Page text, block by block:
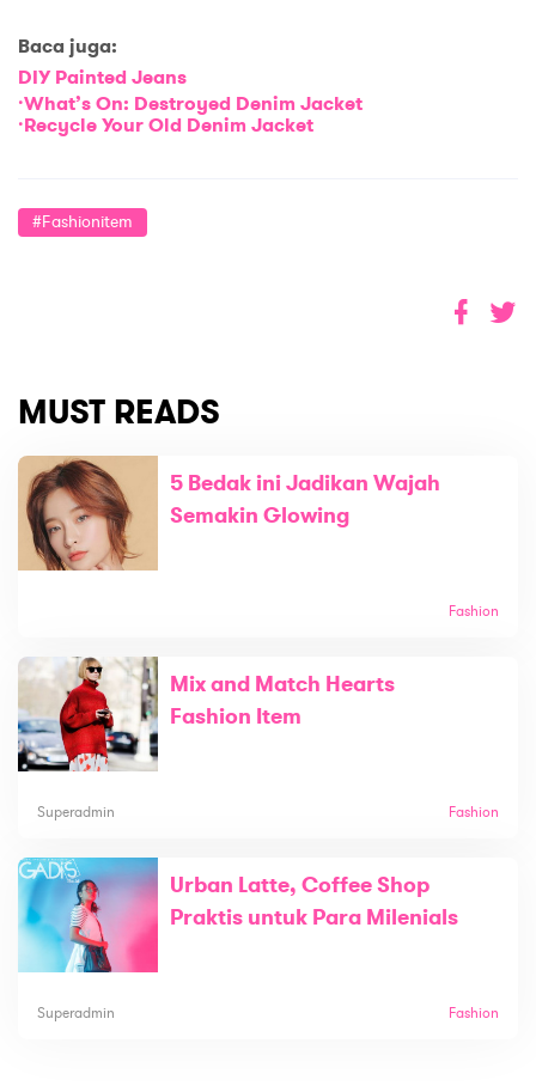
Baca juga:
DIY Painted Jeans
·What’s On: Destroyed Denim Jacket
·Recycle Your Old Denim Jacket
#fashionitem
MUST READS
5 Bedak ini Jadikan Wajah
Semakin Glowing
Fashion
Mix and Match Hearts
Fashion Item
Superadmin Fashion
Urban Latte, Coffee Shop
Praktis untuk Para Milenials
Superadmin Fashion